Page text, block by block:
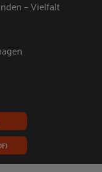
– Vielfalt